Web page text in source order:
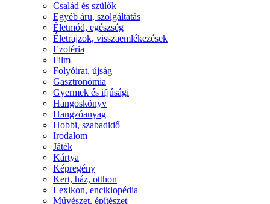
Család és szülők
Egyéb áru, szolgáltatás
Életmód, egészség
Életrajzok, visszaemlékezések
Ezotéria
Film
Folyóirat, újság
Gasztronómia
Gyermek és ifjúsági
Hangoskönyv
Hangzóanyag
Hobbi, szabadidő
Irodalom
Játék
Kártya
Képregény
Kert, ház, otthon
Lexikon, enciklopédia
Művészet, építészet